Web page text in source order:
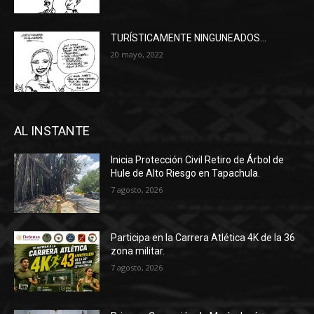
TURÍSTICAMENTE NINGUNEADOS…
20 mayo, 2022
AL INSTANTE
Inicia Protección Civil Retiro de Árbol de
Hule de Alto Riesgo en Tapachula.
7 agosto, 2026
Participa en la Carrera Atlética 4K de la 36
zona militar.
7 agosto, 2026